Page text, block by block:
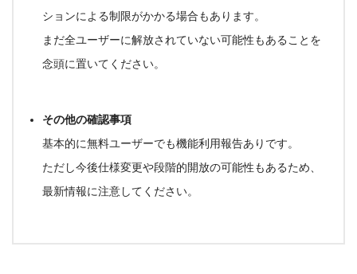
ションによる制限がかかる場合もあります。
まだ全ユーザーに解放されていない可能性もあることを
念頭に置いてください。
その他の確認事項
基本的に無料ユーザーでも機能利用報告ありです。
ただし今後仕様変更や段階的開放の可能性もあるため、
最新情報に注意してください。